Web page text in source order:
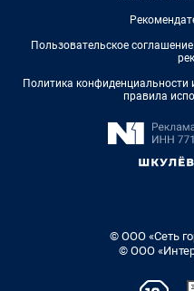
Пользовательское
Политика конфиденциальности
правила
© ООО «Сеть
© ООО